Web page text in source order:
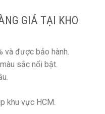
GIÁ TẠI KHO
và được bảo hành.
sắc nổi bật.
khu vực HCM.